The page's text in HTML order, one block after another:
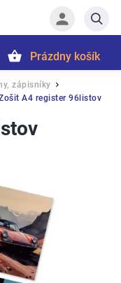
Prázdny košík
zápisníky /
A4 register 96listov